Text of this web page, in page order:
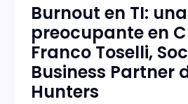
Burnout en TI:
preocupante en
Franco Toselli,
Business Partner
Hunters